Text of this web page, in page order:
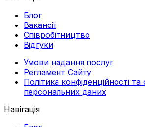
Блог
Вакансії
Співробітництво
Відгуки
Умови надання послуг
Регламент Сайту
Політика конфіденційності
персональних даних
Навігація